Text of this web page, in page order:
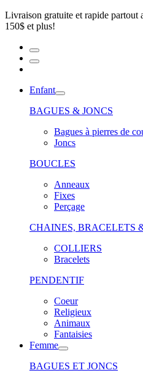
Livraison gratuite et rapide partout
150$ et plus!
Enfant
BAGUES & JONCS
Bagues à pierres de
Joncs
BOUCLES
Anneaux
Fixes
Perçage
CHAINES, BRACELETS
COLLIERS
Bracelets
PENDENTIF
Coeur
Religieux
Animaux
Fantaisies
Femme
BAGUES ET JONCS